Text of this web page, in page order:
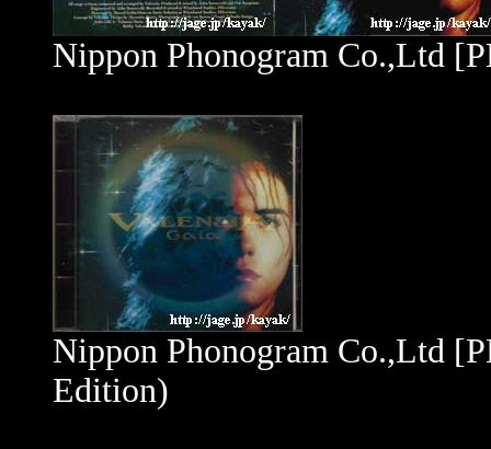
Nippon Phonogram Co.,Ltd
Nippon Phonogram Co.,Ltd
Edition)